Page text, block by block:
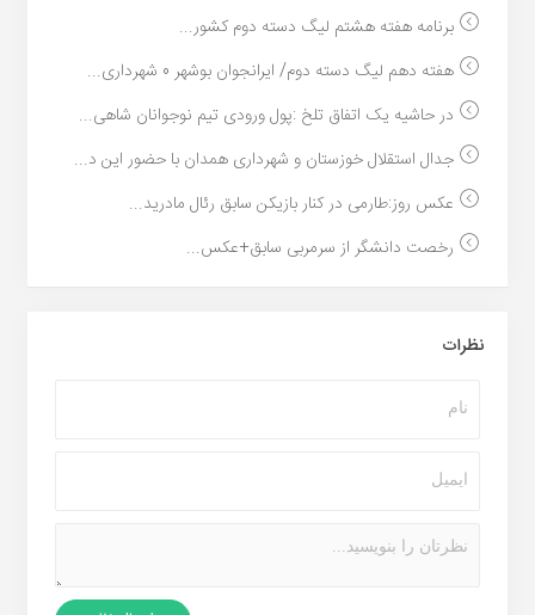
برنامه هفته هشتم لیگ دسته دوم کشور...
هفته دهم لیگ دسته دوم/ ایرانجوان بوشهر 0 شهرداری...
در حاشیه یک اتفاق تلخ :پول ورودی تیم نوجوانان شاهی...
جدال استقلال خوزستان و شهرداری همدان با حضور این د...
عکس روز:طارمی در کنار بازیکن سابق رئال مادرید...
رخصت دانشگر از سرمربی سابق+عکس...
نظرات